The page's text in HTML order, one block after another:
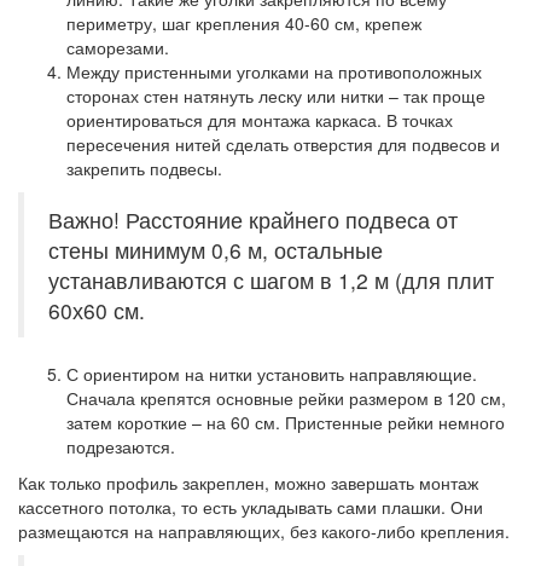
периметру, шаг крепления 40-60 см, крепеж
саморезами.
Между пристенными уголками на противоположных
сторонах стен натянуть леску или нитки – так проще
ориентироваться для монтажа каркаса. В точках
пересечения нитей сделать отверстия для подвесов и
закрепить подвесы.
Важно! Расстояние крайнего подвеса от
стены минимум 0,6 м, остальные
устанавливаются с шагом в 1,2 м (для плит
60х60 см.
С ориентиром на нитки установить направляющие.
Сначала крепятся основные рейки размером в 120 см,
затем короткие – на 60 см. Пристенные рейки немного
подрезаются.
Как только профиль закреплен, можно завершать монтаж
кассетного потолка, то есть укладывать сами плашки. Они
размещаются на направляющих, без какого-либо крепления.